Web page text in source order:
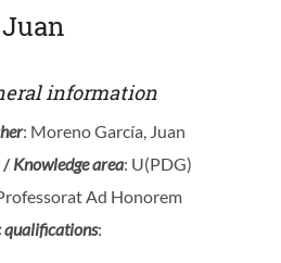
information
: Moreno García, Juan
/Knowledge area: U(PDG)
Ad Honorem
qualifications: